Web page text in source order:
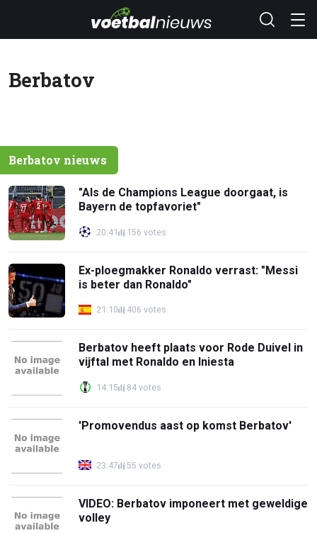
Berbatov
Berbatov nieuws
"Als de Champions League doorgaat, is
Bayern de topfavoriet"
20:41 156 votes
Ex-ploegmakker Ronaldo verrast: "Messi
is beter dan Ronaldo"
21:10 406 votes
Berbatov heeft plaats voor Rode Duivel in
vijftal met Ronaldo en Iniesta
14:15 84 votes
'Promovendus aast op komst Berbatov'
23:47 55 votes
VIDEO: Berbatov imponeert met geweldige
volley